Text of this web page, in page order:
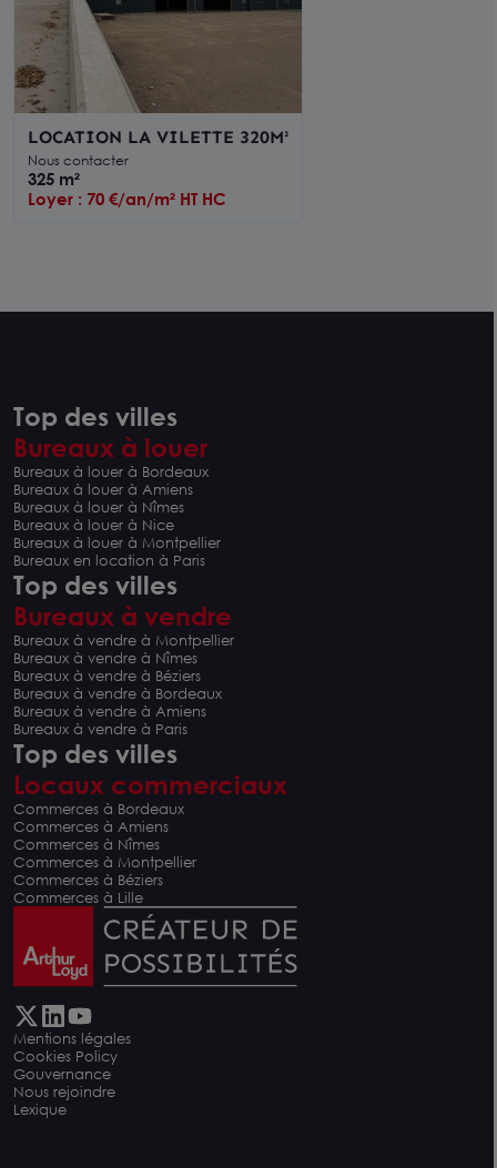
LOCATION LA VILETTE 320M²
Nous contacter
325 m²
Loyer : 70 €/an/m² HT HC
Top des villes
Bureaux à louer
Bureaux à louer à Bordeaux
Bureaux à louer à Amiens
Bureaux à louer à Nîmes
Bureaux à louer à Nice
Bureaux à louer à Montpellier
Bureaux en location à Paris
Top des villes
Bureaux à vendre
Bureaux à vendre à Montpellier
Bureaux à vendre à Nîmes
Bureaux à vendre à Béziers
Bureaux à vendre à Bordeaux
Bureaux à vendre à Amiens
Bureaux à vendre à Paris
Top des villes
Locaux commerciaux
Commerces à Bordeaux
Commerces à Amiens
Commerces à Nîmes
Commerces à Montpellier
Commerces à Béziers
Commerces à Lille
Mentions légales
Cookies Policy
Gouvernance
Nous rejoindre
Lexique